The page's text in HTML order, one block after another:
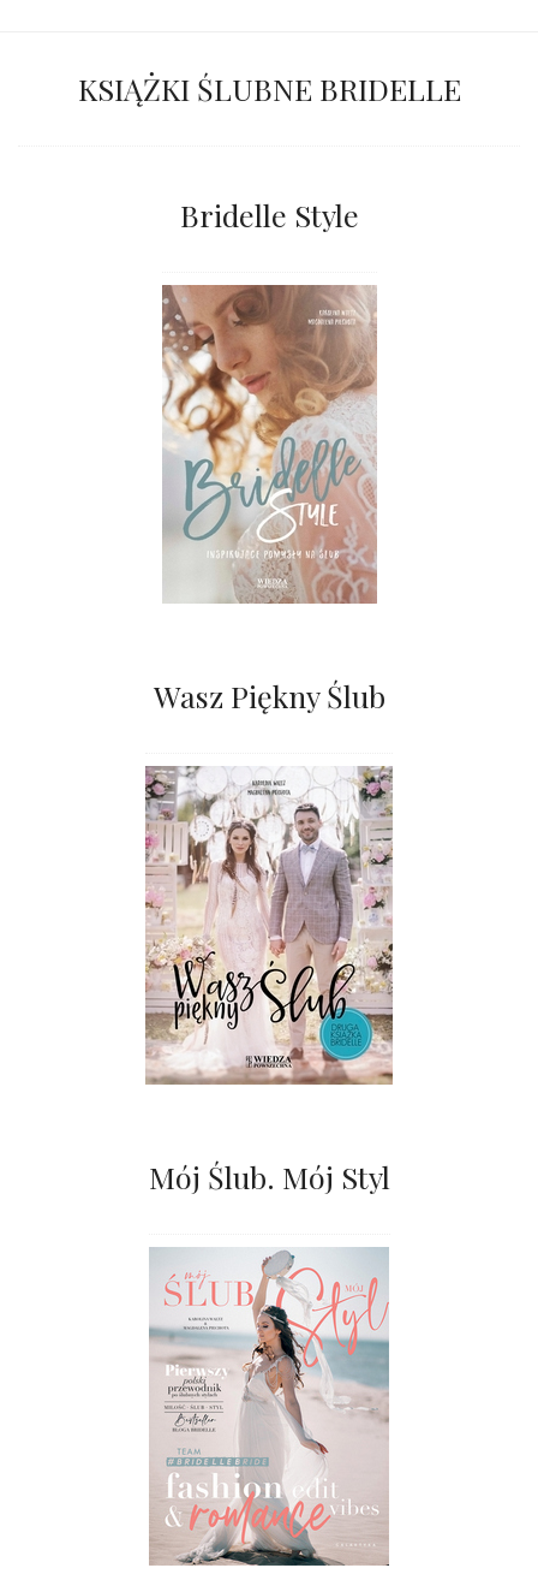
KSIĄŻKI ŚLUBNE BRIDELLE
Bridelle Style
Wasz Piękny Ślub
Mój Ślub. Mój Styl